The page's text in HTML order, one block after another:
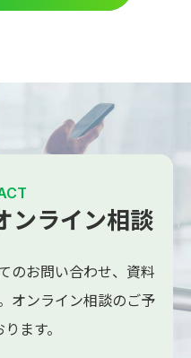
ンライン相談
のお問い合わせ、 資料
オンライン相談のご予
ます。